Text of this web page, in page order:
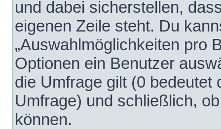
und dabei sicherstellen,
eigenen Zeile steht. Du
„Auswahlmöglichkeiten pro
Optionen ein Benutzer
die Umfrage gilt (0 bedeutet
Umfrage) und schließlich,
können.